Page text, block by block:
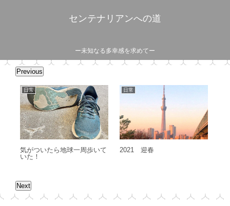
センテナリアンへの道
ー未知なる多幸感を求めてー
Previous
日常
気がついたら地球一周歩いて
いた！
日常
2021 迎春
Next